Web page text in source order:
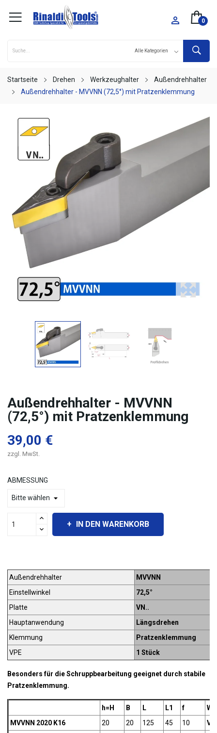
 0
Startseite Drehen Werkzeughalter
Außendrehhalter
Außendrehhalter - MVVNN (72,5°) mit Pratzenklemmung
Außendrehhalter - MVVNN
(72,5°) mit Pratzenklemmung
39,00 €
zzgl. MwSt.
ABMESSUNG
IN DEN WARENKORB
Außendrehhalter
MVVNN
Einstellwinkel
72,5°
Platte
VN..
Hauptanwendung
Längsdrehen
Klemmung
Pratzenklemmung
VPE
1 Stück
Besonders für die Schruppbearbeitung geeignet durch stabile
Pratzenklemmung.
h=H B L L1 f
MVVNN 2020 K16
20 20 125 45 10